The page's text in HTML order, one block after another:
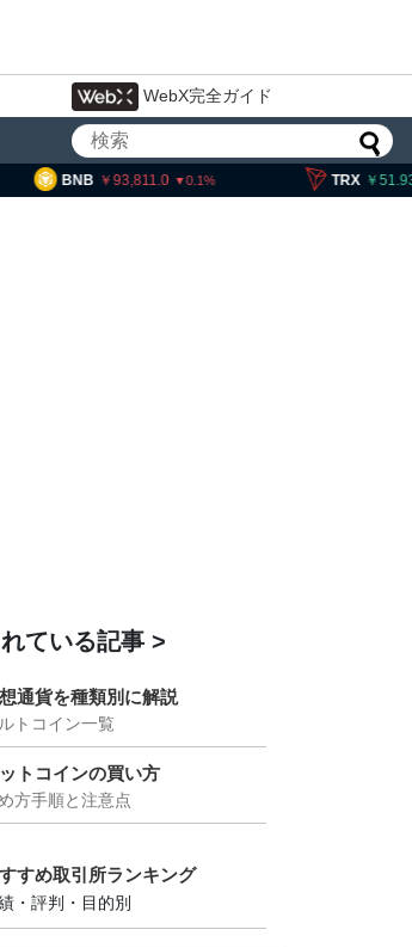
WebX完全ガイド
TRX 51.93 SOL
上場廃止
ている記事
通貨を種類別に解説
トコイン一覧
トコインの買い方
方手順と注意点
すめ取引所ランキング
・評判・目的別